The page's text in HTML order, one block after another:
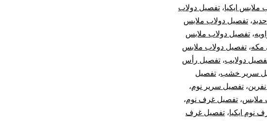
ملابس ايكيا، تفصيل دولاب
، تفصيل دولاب ملابس
، تفصيل دولاب ملابس
مكه، تفصيل دولاب ملابس
دولايب، تفصيل رأس
سرير خشب، تفصيل
، تفصيل سرير نوم،
ملابس، تفصيل غرف نوم،
نوم ايكيا، تفصيل غرف